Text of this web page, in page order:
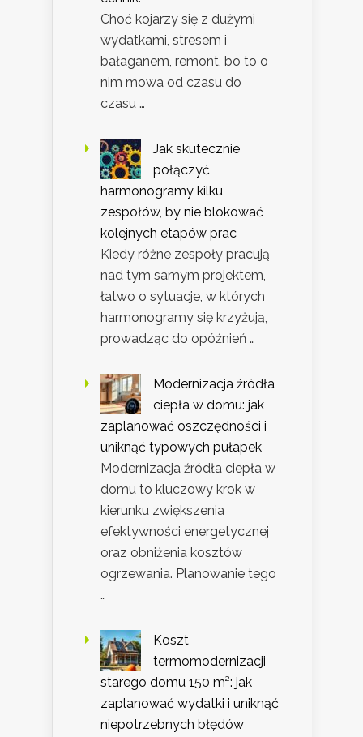
Choć kojarzy się z dużymi
wydatkami, stresem i
bałaganem, remont, bo to o
nim mowa od czasu do
czasu …
Jak skutecznie
połączyć
harmonogramy kilku
zespołów, by nie blokować
kolejnych etapów prac
Kiedy różne zespoły pracują
nad tym samym projektem,
łatwo o sytuacje, w których
harmonogramy się krzyżują,
prowadząc do opóźnień …
Modernizacja źródła
ciepła w domu: jak
zaplanować oszczędności i
uniknąć typowych pułapek
Modernizacja źródła ciepła w
domu to kluczowy krok w
kierunku zwiększenia
efektywności energetycznej
oraz obniżenia kosztów
ogrzewania. Planowanie tego
…
Koszt
termomodernizacji
starego domu 150 m²: jak
zaplanować wydatki i uniknąć
niepotrzebnych błędów